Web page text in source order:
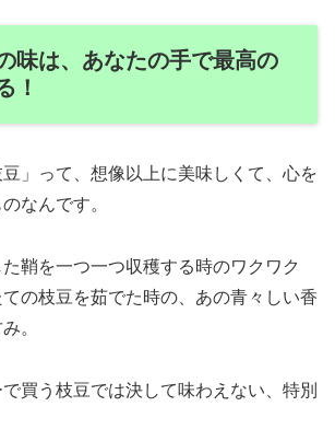
味は、あなたの手で最高の
！
豆」って、想像以上に美味しくて、心を
なんです。
鞘を一つ一つ収穫する時のワクワク
の枝豆を茹でた時の、あの青々しい香
。
買う枝豆では決して味わえない、特別